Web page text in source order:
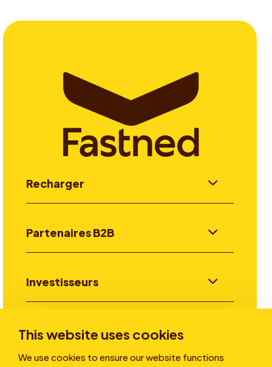
This website uses cookies
We use cookies to ensure our website functions
Recharger
Partenaires B2B
Investisseurs
Aller plus loin